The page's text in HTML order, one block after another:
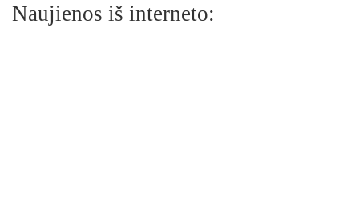
Naujienos iš interneto: